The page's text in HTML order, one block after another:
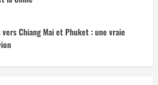
vers Chiang Mai et Phuket : une vraie